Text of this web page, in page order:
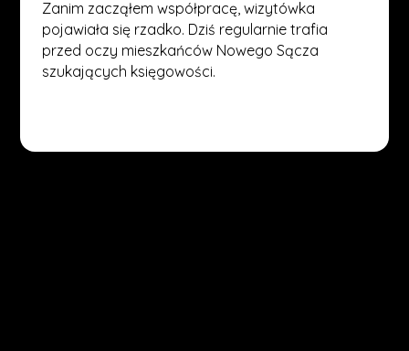
Zanim zacząłem współpracę, wizytówka
pojawiała się rzadko. Dziś regularnie trafia
przed oczy mieszkańców Nowego Sącza
szukających księgowości.